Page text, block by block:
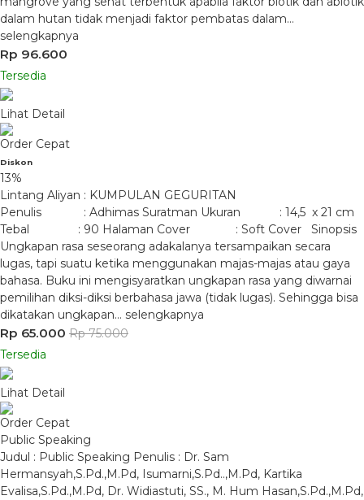
dalam hutan tidak menjadi faktor pembatas dalam…
selengkapnya
Rp 96.600
Tersedia
Lihat Detail
Order Cepat
Diskon
13%
Lintang Aliyan : KUMPULAN GEGURITAN
Penulis : Adhimas Suratman Ukuran : 14,5 x 21 cm
Tebal : 90 Halaman Cover : Soft Cover Sinopsis
Ungkapan rasa seseorang adakalanya tersampaikan secara
lugas, tapi suatu ketika menggunakan majas-majas atau gaya
bahasa. Buku ini mengisyaratkan ungkapan rasa yang diwarnai
pemilihan diksi-diksi berbahasa jawa (tidak lugas). Sehingga bisa
dikatakan ungkapan… selengkapnya
Rp 65.000 Rp 75.000
Tersedia
Lihat Detail
Order Cepat
Public Speaking
Judul : Public Speaking Penulis : Dr. Sam
Hermansyah,S.Pd.,M.Pd, Isumarni,S.Pd..,M.Pd, Kartika
Evalisa,S.Pd.,M.Pd, Dr. Widiastuti, SS., M. Hum Hasan,S.Pd.,M.Pd,